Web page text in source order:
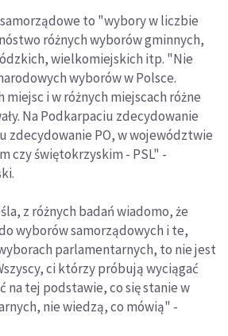
to "wybory w liczbie
różnych wyborów gminnych,
wielkomiejskich itp. "Nie
wyborów w Polsce.
miejsc i w różnych miejscach różne
Na Podkarpaciu zdecydowanie
zdecydowanie PO, w województwie
czy świętokrzyskim - PSL" -
z różnych badań wiadomo, że
wyborów samorządowych i te,
parlamentarnych, to nie jest
ci którzy próbują wyciągać
na tej podstawie, co się stanie w
nie wiedzą, co mówią" -